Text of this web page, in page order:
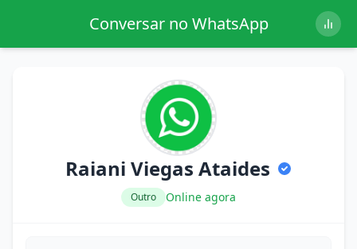
Conversar no WhatsApp
Raiani Viegas Ataides
Outro Online agora